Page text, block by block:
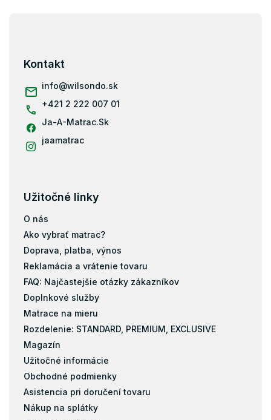
Pamäťová pena
Kontakt
info@wilsondo.sk
+421 2 222 007 01
Ja-A-Matrac.Sk
jaamatrac
Užitočné linky
O nás
Ako vybrať matrac?
Doprava, platba, výnos
Reklamácia a vrátenie tovaru
FAQ: Najčastejšie otázky zákazníkov
Doplnkové služby
Matrace na mieru
Rozdelenie: STANDARD, PREMIUM, EXCLUSIVE
Magazín
Užitočné informácie
Obchodné podmienky
Asistencia pri doručení tovaru
Nákup na splátky